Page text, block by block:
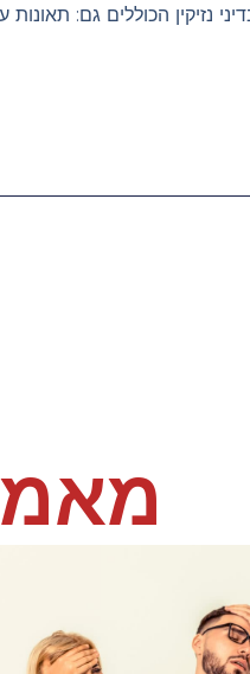
נזיקין הכוללים גם: